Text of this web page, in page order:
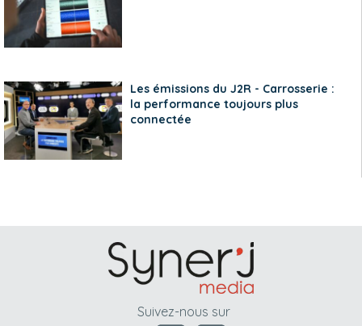
Les émissions du J2R - Carrosserie :
la performance toujours plus
connectée
Suivez-nous sur